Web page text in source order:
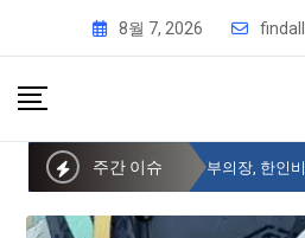
8월 7, 2026
주간 이슈
뉴욕시의회 샌드라 황 부의장, 한인